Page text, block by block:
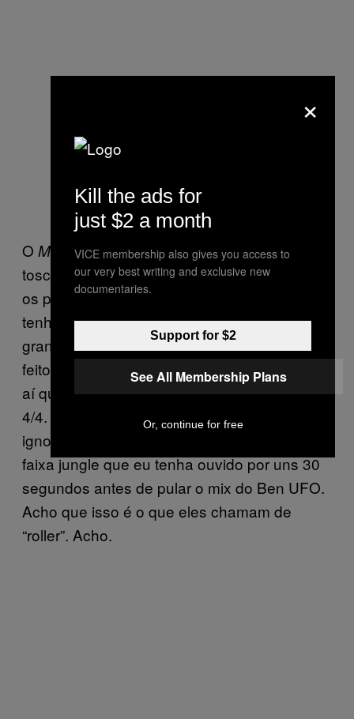
O Music 2000não era bom só para faixas
toscas de pista que soam como house com
os pneus murchos. Embora o Dizzee Rascal
tenha acabado com os rumores de que
grande parte de
Boy in Da Corner
feito no seu Playstation, tem alguns caras por
aí que decidiram pensar além dos limites do
4/4. Para os meus ouvidos assumidamente
ignorantes, isto soa tão bom quanto qualquer
faixa jungle que eu tenha ouvido por uns 30
segundos antes de pular o mix do Ben UFO.
Acho que isso é o que eles chamam de
“roller”. Acho.
×
Kill the ads for
just $2 a month
VICE membership also gives you access to
our very best writing and exclusive new
documentaries.
Support for $2
See All Membership Plans
Or, continue for free